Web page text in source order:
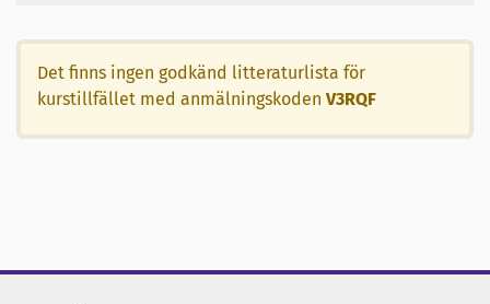
Det finns ingen godkänd litteraturlista för
kurstillfället med anmälningskoden V3RQF